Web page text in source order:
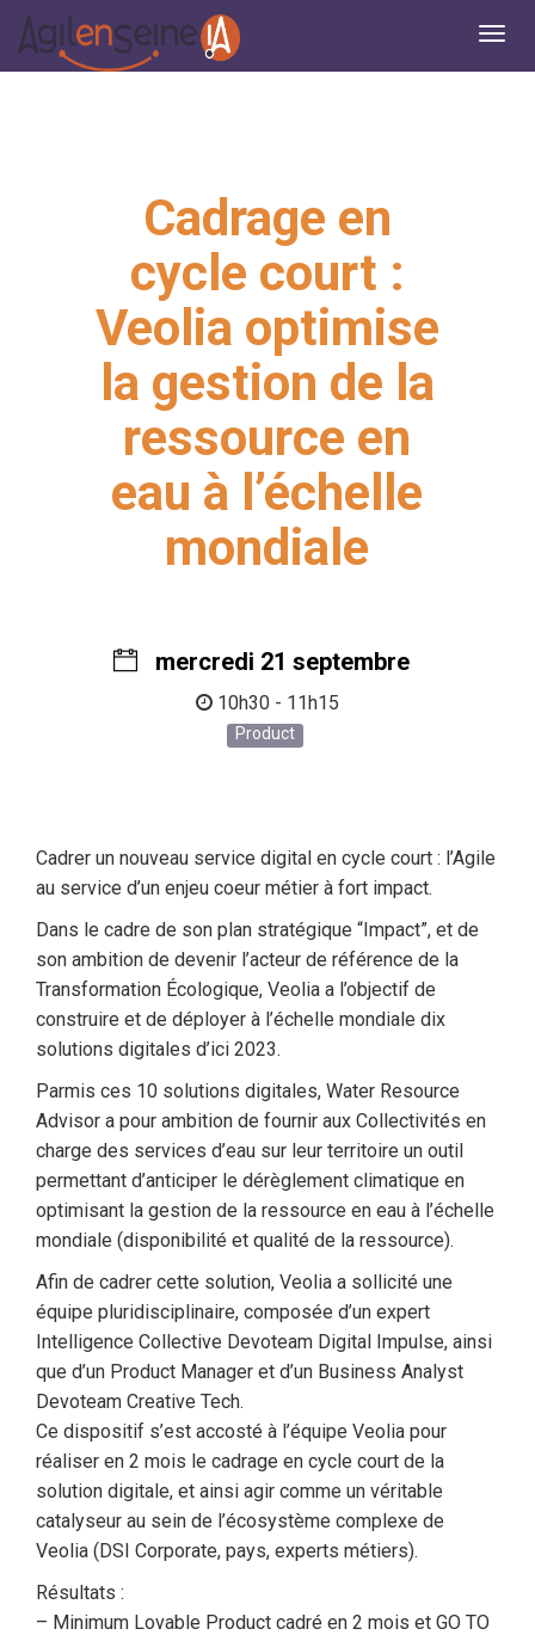
Cadrage en
cycle court :
Veolia optimise
la gestion de la
ressource en
eau à l’échelle
mondiale
mercredi 21 septembre
10h30 - 11h15
Product
Cadrer un nouveau service digital en cycle court : l’Agile
au service d’un enjeu coeur métier à fort impact.
Dans le cadre de son plan stratégique “Impact”, et de
son ambition de devenir l’acteur de référence de la
Transformation Écologique, Veolia a l’objectif de
construire et de déployer à l’échelle mondiale dix
solutions digitales d’ici 2023.
Parmis ces 10 solutions digitales, Water Resource
Advisor a pour ambition de fournir aux Collectivités en
charge des services d’eau sur leur territoire un outil
permettant d’anticiper le dérèglement climatique en
optimisant la gestion de la ressource en eau à l’échelle
mondiale (disponibilité et qualité de la ressource).
Afin de cadrer cette solution, Veolia a sollicité une
équipe pluridisciplinaire, composée d’un expert
Intelligence Collective Devoteam Digital Impulse, ainsi
que d’un Product Manager et d’un Business Analyst
Devoteam Creative Tech.
Ce dispositif s’est accosté à l’équipe Veolia pour
réaliser en 2 mois le cadrage en cycle court de la
solution digitale, et ainsi agir comme un véritable
catalyseur au sein de l’écosystème complexe de
Veolia (DSI Corporate, pays, experts métiers).
Résultats :
– Minimum Lovable Product cadré en 2 mois et GO TO